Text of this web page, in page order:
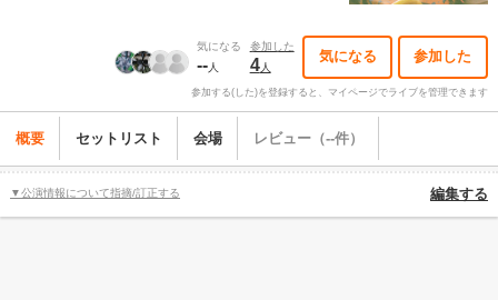
気になる
--人
参加した
4人
気になる 参加した
参加する(した)を登録すると、マイページでライブを管理できます
概要 セットリスト 会場 レビュー（--件）
▼公演情報について指摘/訂正する 編集する